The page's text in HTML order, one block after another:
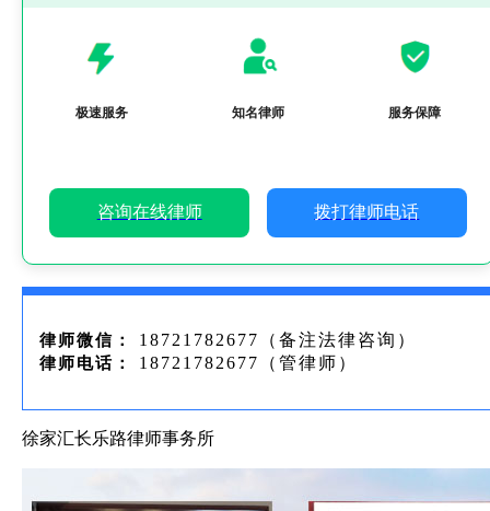
极速服务 知名律师 服务保障
咨询在线律师 拨打律师电话
律师微信： 18721782677（备注法律咨询）
律师电话： 18721782677（管律师）
徐家汇长乐路律师事务所